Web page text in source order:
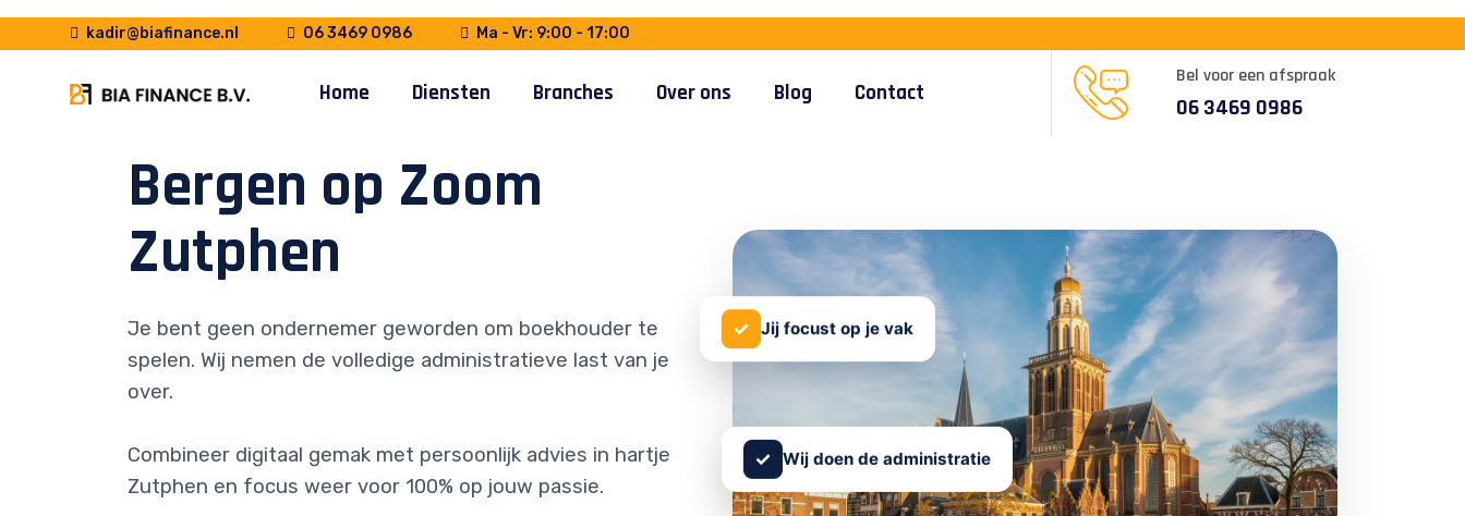
kadir@biafinance.nl 06 3469 0986 Ma - Vr: 9:00 - 17:00
Home Diensten Branches Over ons Blog Contact
Bel voor een afspraak
06 3469 0986
Bergen op Zoom
Zutphen
Je bent geen ondernemer geworden om boekhouder te
spelen. Wij nemen de volledige administratieve last van je
over.
Combineer digitaal gemak met persoonlijk advies in hartje
Zutphen en focus weer voor 100% op jouw passie.
✓ Jij focust op je vak
✓ Wij doen de administratie